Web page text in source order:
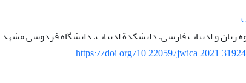
زبان و ادبیات فارسی، دانشکدة ادبیات، دانشگاه فردوسی مشهد
https://doi.org/10.22059/